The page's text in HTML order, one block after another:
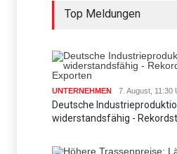
Top Meldungen
UNTERNEHMEN 7. August, 11:30
Deutsche
widerstandsfähig -